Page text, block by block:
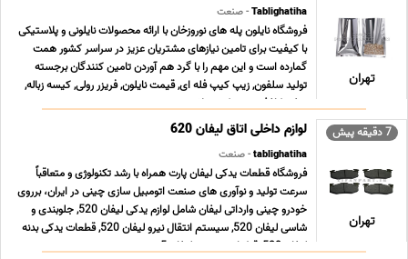
تهران
Tablighatiha- صنعت
فروشگاه نایلون پله های نوروزخان با ارائه محصولات نایلونی و پلاستیکی
با کیفیت برای تامین نیازهای مشتریان عزیز در سراسر کشور همت
گمارده است و این مهم را با گرد هم آوردن تامین کنندگان برجسته
تولید سلفون, زیپ کیپ فله ای, قیمت نایلون, فریزر رولی, کیسه زباله,
سفره کاغذی, زیپ کیپ پلاستی ... ...
7 دقیقه پیش
تهران
لوازم داخلی اتاق لیفان 620
tablighatiha- صنعت
فروشگاه قطعات یدکی لیفان پارت همراه با رشد تکنولوژی و متعاقباً
سرعت تولید و نوآوری های صنعت اتومبیل سازی چینی در ایران، برروی
خودرو چینی وارداتی لیفان شامل لوازم یدکی لیفان 520, جلوبندی و
شاسی لیفان 520, سیستم انتقال نیرو لیفان 520, قطعات یدکی بدنه
لیفان 520, قطعات موتوری لیفان 5 ... ...